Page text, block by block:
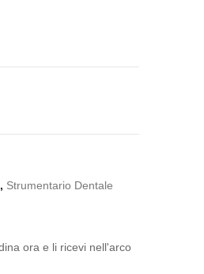
, Strumentario Dentale
ora e li ricevi nell'arco